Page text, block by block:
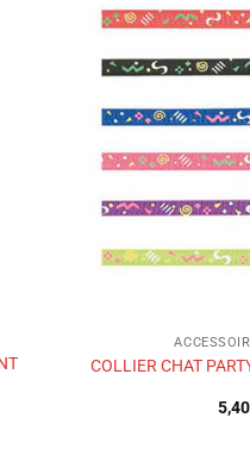
COLLIER CHAT